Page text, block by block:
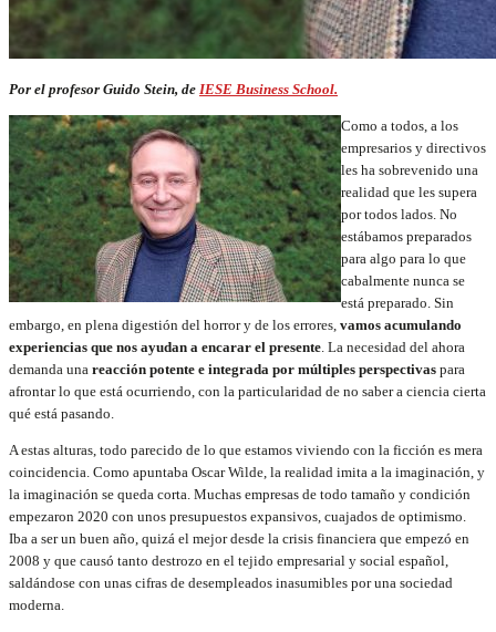
Por el profesor Guido Stein, de IESE Business School.
Como a todos, a los
empresarios y directivos
les ha sobrevenido una
realidad que les supera
por todos lados. No
estábamos preparados
para algo para lo que
cabalmente nunca se
está preparado. Sin
embargo, en plena digestión del horror y de los errores, vamos acumulando
experiencias que nos ayudan a encarar el presente. La necesidad del ahora
demanda una reacción potente e integrada por múltiples perspectivas para
afrontar lo que está ocurriendo, con la particularidad de no saber a ciencia cierta
qué está pasando.
A estas alturas, todo parecido de lo que estamos viviendo con la ficción es mera
coincidencia. Como apuntaba Oscar Wilde, la realidad imita a la imaginación, y
la imaginación se queda corta. Muchas empresas de todo tamaño y condición
empezaron 2020 con unos presupuestos expansivos, cuajados de optimismo.
Iba a ser un buen año, quizá el mejor desde la crisis financiera que empezó en
2008 y que causó tanto destrozo en el tejido empresarial y social español,
saldándose con unas cifras de desempleados inasumibles por una sociedad
moderna.